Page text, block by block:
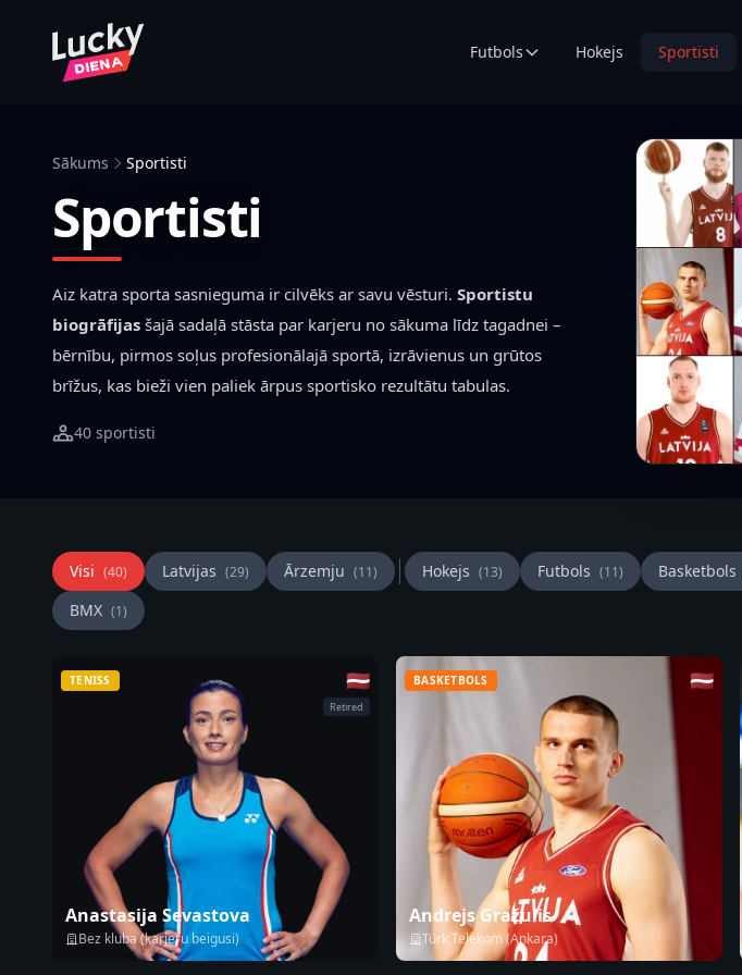
Futbols Hokejs Sportisti
Sākums Sportisti
Sportisti
Aiz katra sporta sasnieguma ir cilvēks ar savu vēsturi. Sportistu
biogrāfijas šajā sadaļā stāsta par karjeru no sākuma līdz tagadnei –
bērnību, pirmos soļus profesionālajā sportā, izrāvienus un grūtos
brīžus, kas bieži vien paliek ārpus sportisko rezultātu tabulas.
40 sportisti
Visi (40) Latvijas (29) Ārzemju (11) Hokejs (13) Futbols (11) Basketbols
BMX (1)
Sportisti saraksts
TENISS 🇱🇻
Retired
Anastasija Sevastova
Bez kluba (karjeru beigusi)
BASKETBOLS 🇱🇻
Andrejs Gražulis
Türk Telekom (Ankara)